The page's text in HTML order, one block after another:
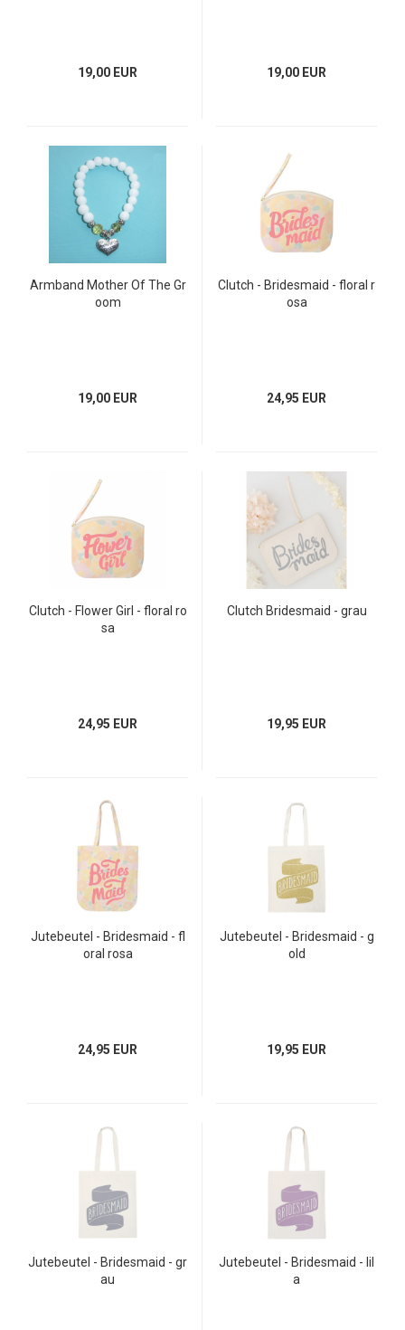
19,00 EUR 19,00 EUR
Armband Mother Of The Gr
oom
19,00 EUR
Clutch - Bridesmaid - floral r
osa
24,95 EUR
Clutch - Flower Girl - floral ro
sa
24,95 EUR
Clutch Bridesmaid - grau
19,95 EUR
Jutebeutel - Bridesmaid - fl
oral rosa
24,95 EUR
Jutebeutel - Bridesmaid - g
old
19,95 EUR
Jutebeutel - Bridesmaid - gr
au
Jutebeutel - Bridesmaid - lil
a